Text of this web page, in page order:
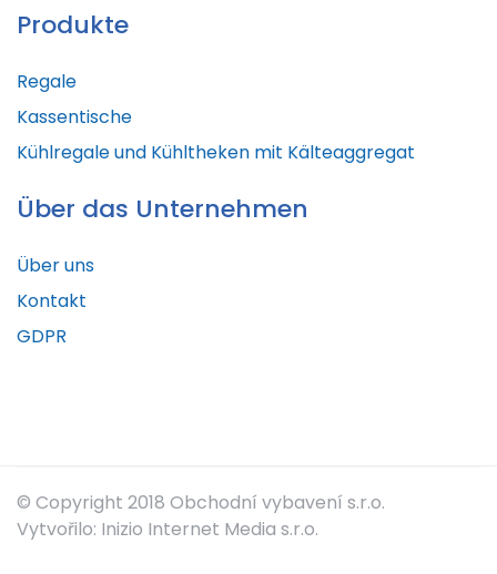
Produkte
Regale
Kassentische
Kühlregale und Kühltheken mit Kälteaggregat
Über das Unternehmen
Über uns
Kontakt
GDPR
© Copyright 2018 Obchodní vybavení s.r.o.
Vytvořilo: Inizio Internet Media s.r.o.